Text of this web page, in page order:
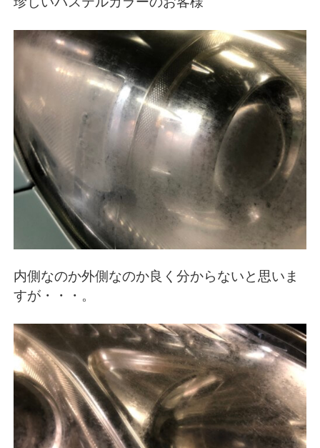
内側なのか外側なのか良く分からないと思いま
すが・・・。